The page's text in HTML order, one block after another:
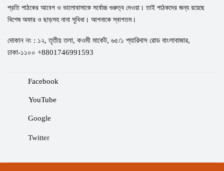
প্রতি পাঠকের আবেগ ও ভালোবাসাকে সর্বোচ্চ গুরুত্ব দেওয়া। তাই পাঠকদের জন্য রয়েছে
বিশেষ অফার ও ছাড়সহ নানা সুবিধা। আপনাকে স্বাগতম।
দোকান নং : ১২, তৃতীয় তলা, কওমী মার্কেট, ৬৫/১ প্যারিদাস রোড বাংলাবাজার,
ঢাকা-১১০০ +8801746991593
Facebook
YouTube
Google
Twitter